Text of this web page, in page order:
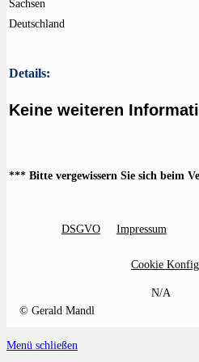
Sachsen
Deutschland
Details:
Keine weiteren
*** Bitte vergewissern Sie sich beim
DSGVO Impressum
Cookie
N/A
© Gerald Mandl
Menü schließen